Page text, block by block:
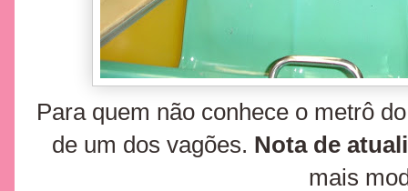
Para quem não conhece o metrô
de um dos vagões. Nota de
mais